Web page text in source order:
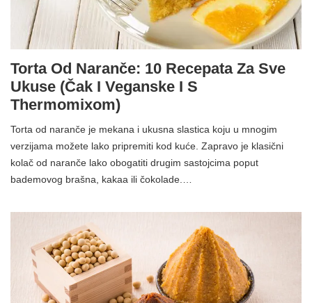
Torta Od Naranče: 10 Recepata Za Sve
Ukuse (čak I Veganske I S
Thermomixom)
Torta od naranče je mekana i ukusna slastica koju u mnogim
verzijama možete lako pripremiti kod kuće. Zapravo je klasični
kolač od naranče lako obogatiti drugim sastojcima poput
bademovog brašna, kakaa ili čokolade.…